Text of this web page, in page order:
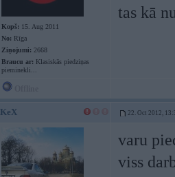
Kopš: 15. Aug 2011
No: Rīga
Ziņojumi: 2668
Braucu ar: Klasiskās piedziņas
pieminekli...
tas kā
KeX 22. Oct 2012,
varu
viss